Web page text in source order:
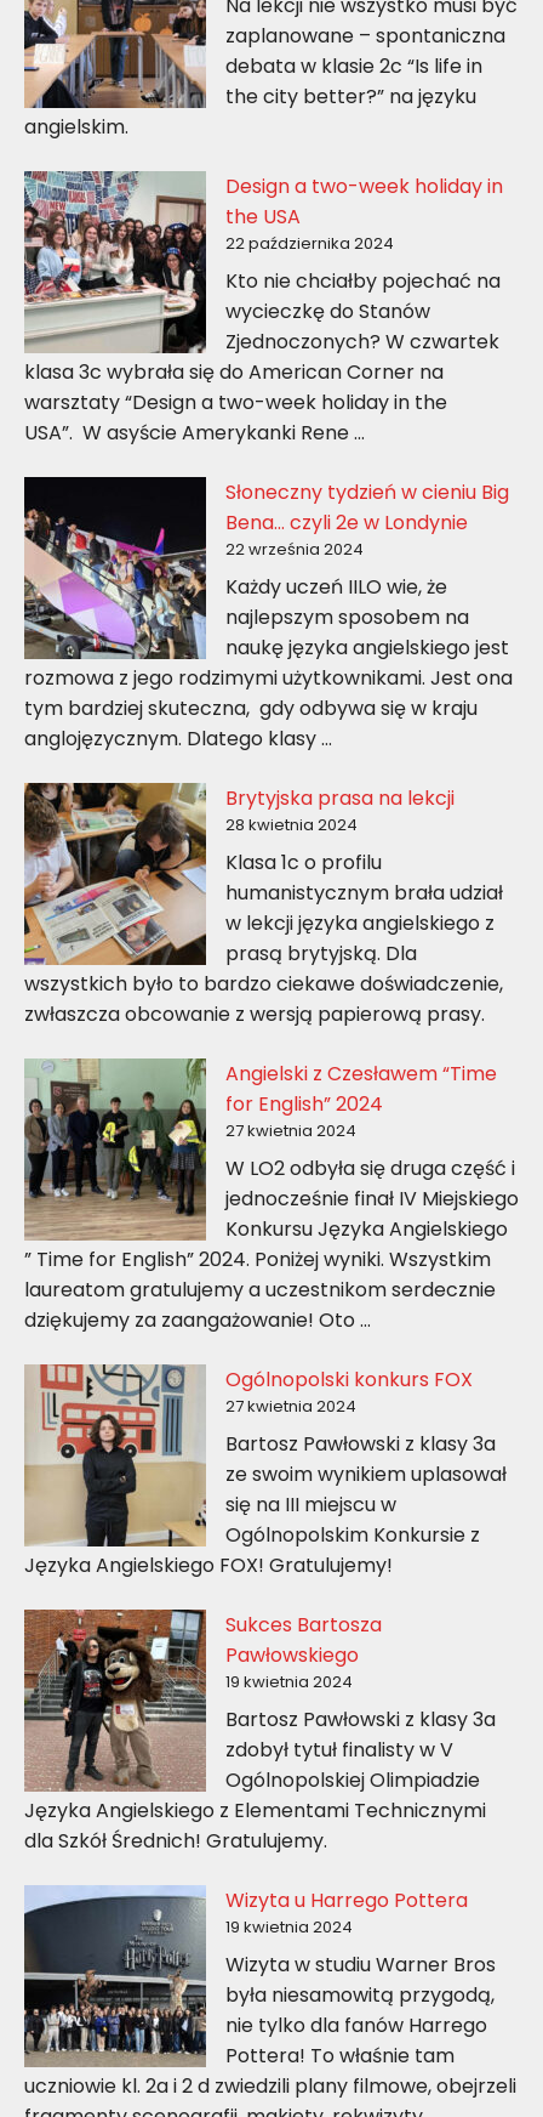
zaplanowane – spontaniczna
debata w klasie 2c “Is life in
the city better?” na języku
angielskim.
Design a two-week holiday in
the USA
22 października 2024
Kto nie chciałby pojechać na
wycieczkę do Stanów
Zjednoczonych? W czwartek
klasa 3c wybrała się do American Corner na
warsztaty “Design a two-week holiday in the
USA”. W asyście Amerykanki Rene …
Słoneczny tydzień w cieniu Big
Bena… czyli 2e w Londynie
22 września 2024
Każdy uczeń IILO wie, że
najlepszym sposobem na
naukę języka angielskiego jest
rozmowa z jego rodzimymi użytkownikami. Jest ona
tym bardziej skuteczna, gdy odbywa się w kraju
anglojęzycznym. Dlatego klasy …
Brytyjska prasa na lekcji
28 kwietnia 2024
Klasa 1c o profilu
humanistycznym brała udział
w lekcji języka angielskiego z
prasą brytyjską. Dla
wszystkich było to bardzo ciekawe doświadczenie,
zwłaszcza obcowanie z wersją papierową prasy.
Angielski z Czesławem “Time
for English” 2024
27 kwietnia 2024
W LO2 odbyła się druga część i
jednocześnie finał IV Miejskiego
Konkursu Języka Angielskiego
” Time for English” 2024. Poniżej wyniki. Wszystkim
laureatom gratulujemy a uczestnikom serdecznie
dziękujemy za zaangażowanie! Oto …
Ogólnopolski konkurs FOX
27 kwietnia 2024
Bartosz Pawłowski z klasy 3a
ze swoim wynikiem uplasował
się na III miejscu w
Ogólnopolskim Konkursie z
Języka Angielskiego FOX! Gratulujemy!
Sukces Bartosza
Pawłowskiego
19 kwietnia 2024
Bartosz Pawłowski z klasy 3a
zdobył tytuł finalisty w V
Ogólnopolskiej Olimpiadzie
Języka Angielskiego z Elementami Technicznymi
dla Szkół Średnich! Gratulujemy.
Wizyta u Harrego Pottera
19 kwietnia 2024
Wizyta w studiu Warner Bros
była niesamowitą przygodą,
nie tylko dla fanów Harrego
Pottera! To właśnie tam
uczniowie kl. 2a i 2 d zwiedzili plany filmowe, obejrzeli